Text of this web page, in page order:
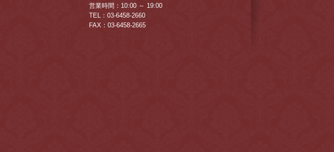
営業時間：10:00 ～ 19:00
TEL：03-6458-2660
FAX：03-6458-2665